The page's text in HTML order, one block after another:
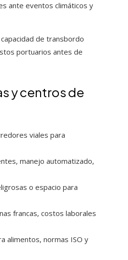
ante eventos climáticos y
de transbordo
portuarios antes de
y centros de
viales para
manejo automatizado,
o espacio para
francas, costos laborales
alimentos, normas ISO y